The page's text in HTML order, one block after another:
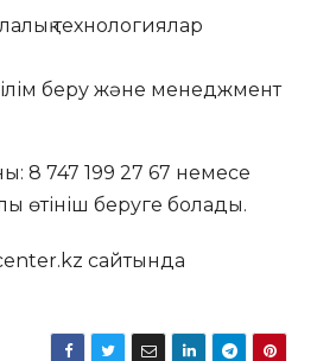
технологиялар
беру және менеджмент
8 747 199 27 67 немесе
өтініш беруге болады.
сайтында